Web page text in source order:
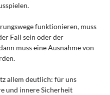
funktionieren, muss
Fall sein oder der
muss eine Ausnahme von
allem deutlich: für uns
und innere Sicherheit